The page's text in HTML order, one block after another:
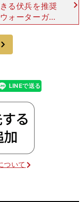
る伏兵を推奨
ォーターガー
一発が期待さ
by Eiichi Y
LINEで送る
ついて